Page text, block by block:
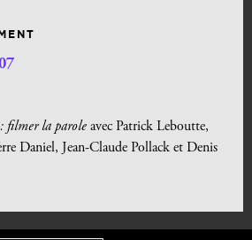
filmer la parole avec Patrick Leboutte,
Daniel, Jean-Claude Pollack et Denis